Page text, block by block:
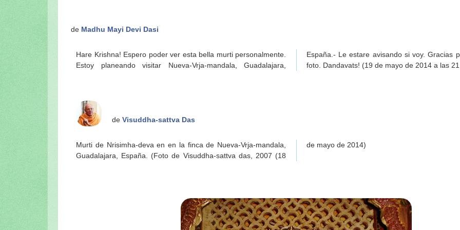
de Madhu Mayi Devi Dasi
Hare Krishna! Espero poder ver esta bella murti personalmente.
Estoy planeando visitar Nueva-Vrja-mandala, Guadalajara,
España.- Le estare avisando si voy. Gracias por compartir esta
foto. Dandavats! (19 de mayo de 2014 a las
de Visuddha-sattva Das
Murti de Nrisimha-deva en en la finca de Nueva-Vrja-mandala,
Guadalajara, España. (Foto de Visuddha-sattva das, 2007 (18
de mayo de 2014)